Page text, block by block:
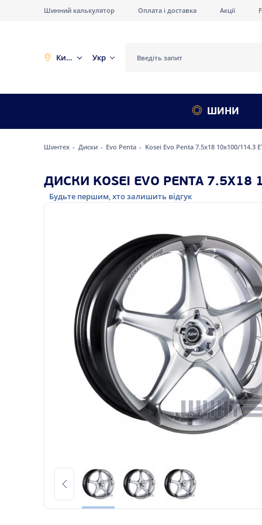
Шинний калькулятор Оплата і доставка Акції
Київ Укр
ШИНИ
Шинтех Диски Evo Penta Kosei Evo Penta 7.5x18 10x100/114.3
ДИСКИ KOSEI EVO PENTA
Будьте першим, хто залишить відгук